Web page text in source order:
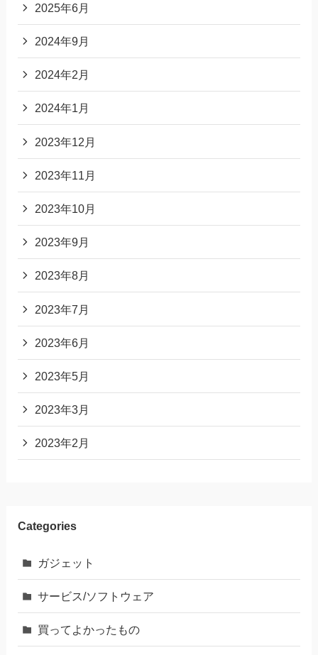
2025年6月
2024年9月
2024年2月
2024年1月
2023年12月
2023年11月
2023年10月
2023年9月
2023年8月
2023年7月
2023年6月
2023年5月
2023年3月
2023年2月
Categories
ガジェット
サービス/ソフトウェア
買ってよかったもの